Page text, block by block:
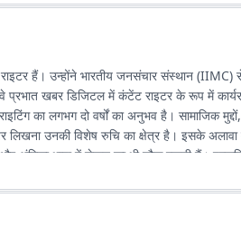
हैं। उन्होंने भारतीय जनसंचार संस्थान (IIMC)
में वे प्रभात खबर डिजिटल में कंटेंट राइटर के रूप में
का लगभग दो वर्षों का अनुभव है। सामाजिक
लिखना उनकी विशेष रुचि का क्षेत्र है। इसके
और अंगिका भाषा में लेखन का भी शौक रखती हैं।
से जुड़ी पत्रकारिता समाज में सकारात्मक